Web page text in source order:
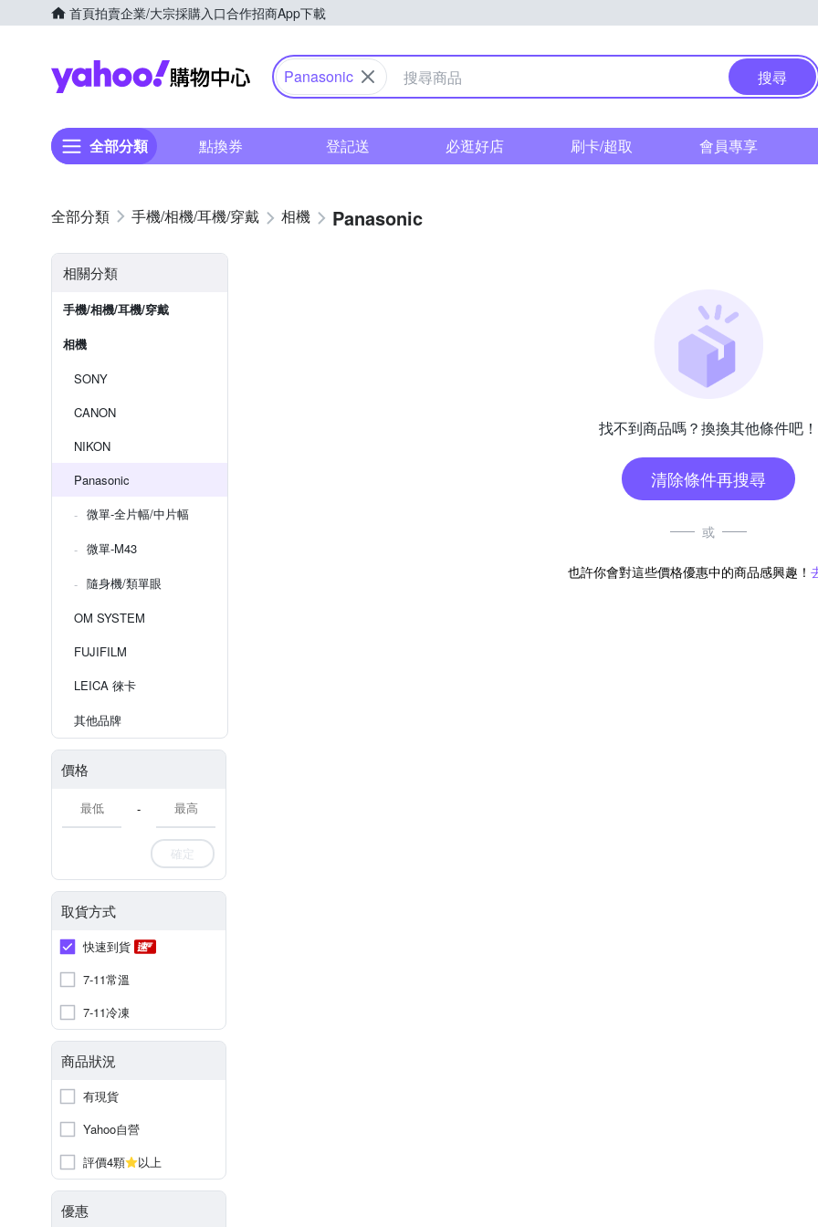
首頁拍賣企業/大宗採購入口合作招商App下載
Yahoo購物中心
Panasonic 搜尋
全部分類 點換券 登記送 必逛好店 刷卡/超取 會員專享
手機/相機/耳機/穿戴 相機 Panasonic
相關分類
手機/相機/耳機/穿戴
相機
SONY
CANON
NIKON
Panasonic
微單-全片幅/中片幅
微單-M43
隨身機/類單眼
OM SYSTEM
FUJIFILM
LEICA 徠卡
其他品牌
價格
-
確定
取貨方式
快速到貨
7-11常溫
7-11冷凍
商品狀況
有現貨
Yahoo自營
評價4顆
以上
優惠
找不到商品嗎？換換其他條件吧！
清除條件再搜尋
或
也許你會對這些價格優惠中的商品感興趣！